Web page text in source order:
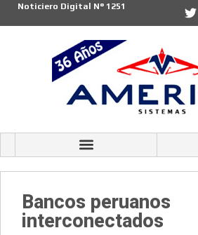
Noticiero Digital N° 1251
Bancos peruanos
interconectados